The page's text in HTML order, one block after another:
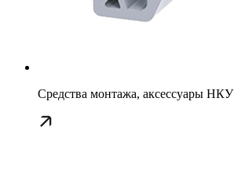
Средства монтажа, аксессуары НКУ